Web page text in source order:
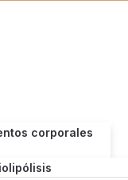
corporales